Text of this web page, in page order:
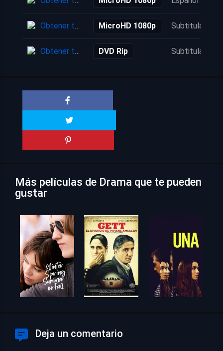
Obtener torrent MicroHD 1080p Subtitulada
Obtener torrent DVD Rip Subtitulada
Más películas de Drama que te pueden
gustar
Deja un comentario